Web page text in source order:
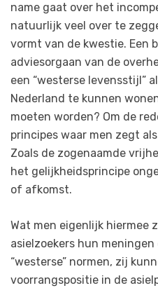
name gaat over het
natuurlijk veel over te
vormt van de kwestie. Een
adviesorgaan van de
een “westerse levensstijl”
Nederland te kunnen
moeten worden? Om de
principes waar men zegt
Zoals de zogenaamde
het gelijkheidsprincipe
of afkomst.
Wat men eigenlijk hiermee
asielzoekers hun
“westerse” normen, zij
voorrangspositie in de